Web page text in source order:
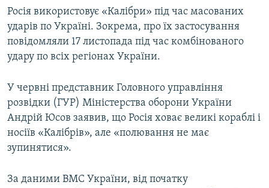
Росія використовує «Калібри» під час масованих
ударів по Україні. Зокрема, про їх застосування
повідомляли 17 листопада під час комбінованого
удару по всіх регіонах України.
У червні представник Головного управління
розвідки (ГУР) Міністерства оборони України
Андрій Юсов заявив, що Росія ховає великі кораблі і
носіїв «Калібрів», але «полювання не має
зупинятися».
За даними ВМС України, від початку